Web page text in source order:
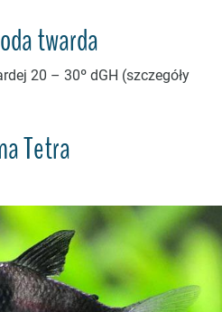
twarda
20 – 30º dGH (szczegóły
Tetra